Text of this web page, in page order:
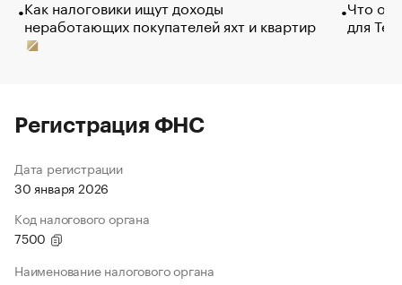
Как налоговики ищут доходы
неработающих покупателей яхт и квартир
Что
для
Регистрация ФНС
Дата регистрации
30 января 2026
Код налогового органа
7500
Наименование налогового органа